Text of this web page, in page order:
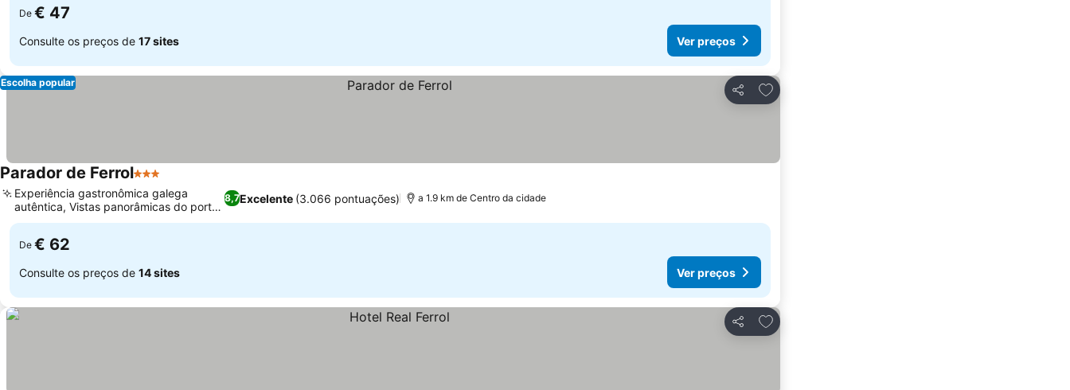
De € 47
Consulte os preços de 17 sites Ver preços
Partilhar
Adicionar aos favoritos
Escolha popular
Parador de Ferrol3 Estrelas
8,7Excelente (3.066 pontuações)
Experiência gastronômica galega
autêntica, Vistas panorâmicas do porto
e da cidade
a 1.9 km de Centro da cidade
De € 62
Consulte os preços de 14 sites Ver preços
Partilhar
Adicionar aos favoritos